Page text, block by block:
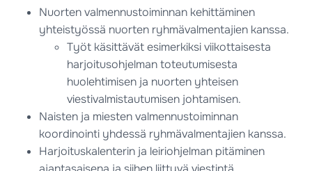
Nuorten valmennustoiminnan kehittäminen
yhteistyössä nuorten ryhmävalmentajien kanssa.
Työt käsittävät esimerkiksi viikottaisesta
harjoitusohjelman toteutumisesta
huolehtimisen ja nuorten yhteisen
viestivalmistautumisen johtamisen.
Naisten ja miesten valmennustoiminnan
koordinointi yhdessä ryhmävalmentajien kanssa.
Harjoituskalenterin ja leiriohjelman pitäminen